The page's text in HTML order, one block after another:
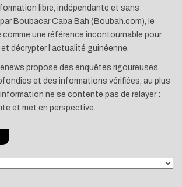
libre, indépendante et sans
Boubacar Caba Bah (Boubah.com), le
comme une référence incontournable pour
décrypter l’actualité guinéenne.
propose des enquêtes rigoureuses,
et des informations vérifiées, au plus
ne se contente pas de relayer :
et met en perspective.